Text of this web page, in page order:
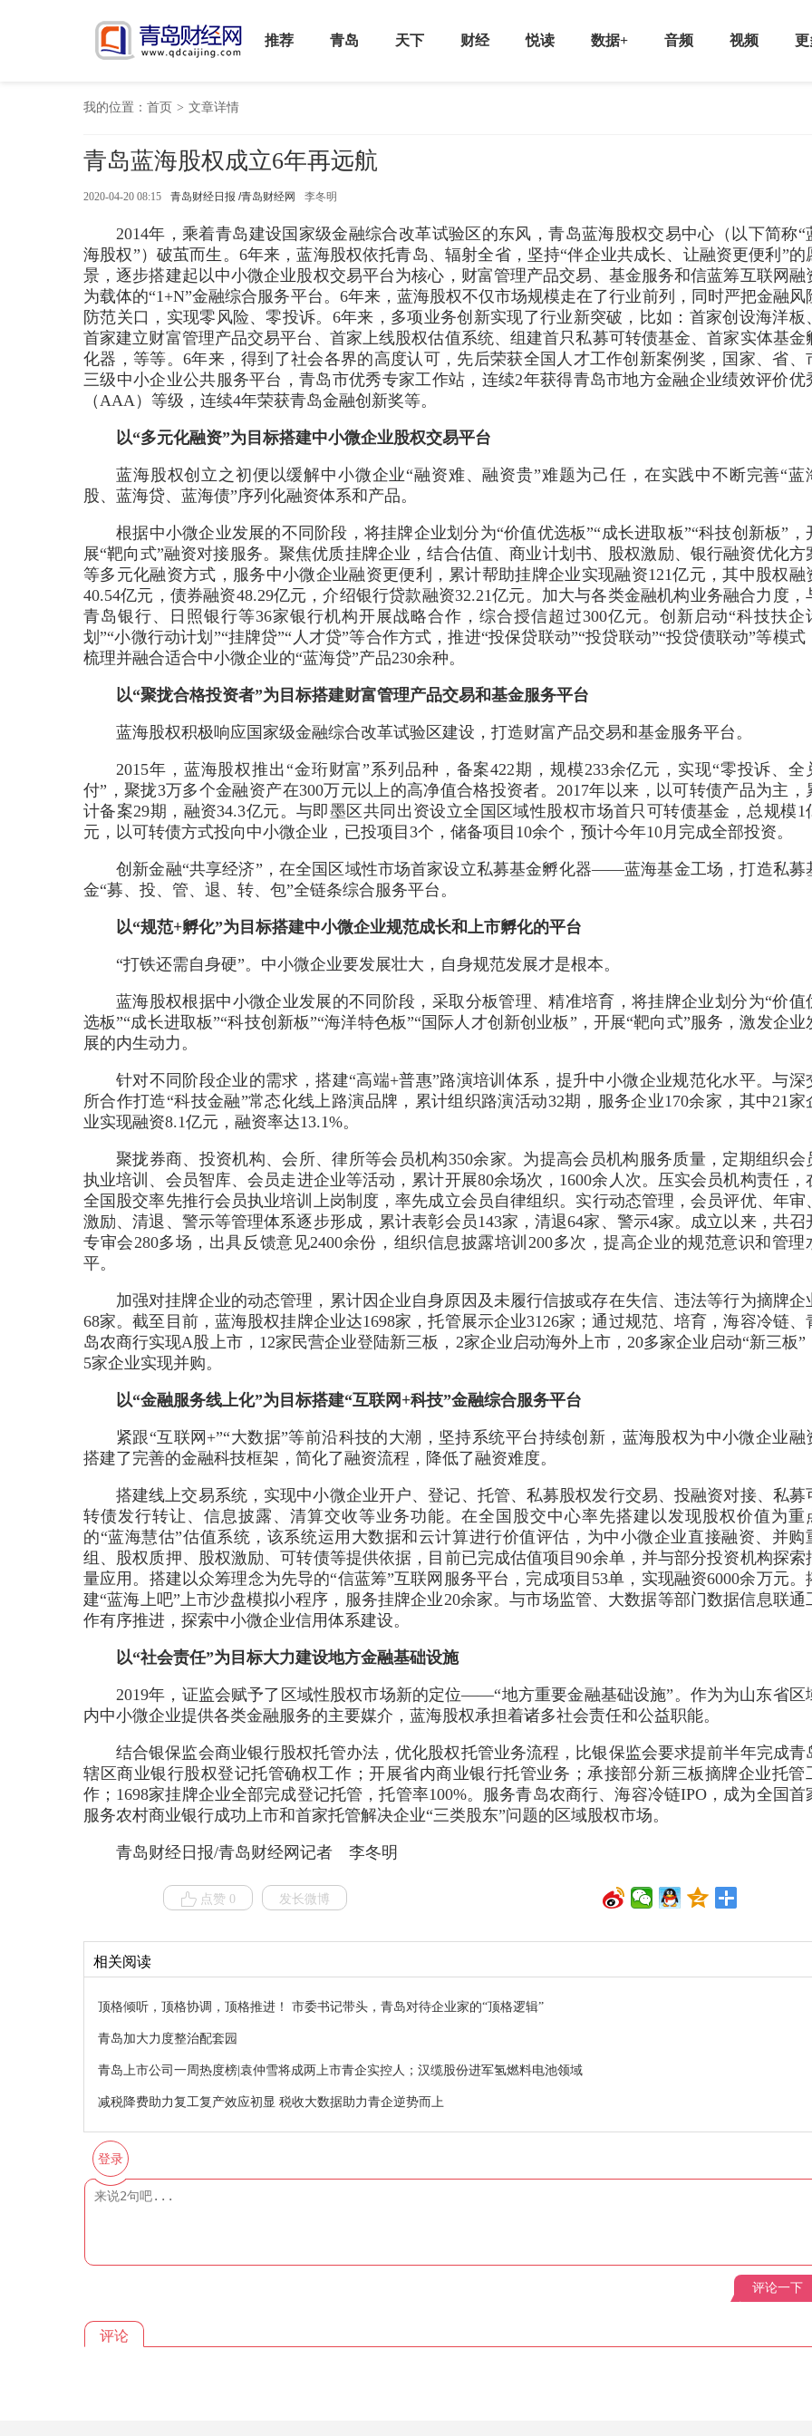
推荐 青岛 天下 财经 悦读 数据+ 音频 视频 更
我的位置： 首页 > 文章详情
青岛蓝海股权成立6年再远航
2020-04-20 08:15 青岛财经日报 /青岛财经网 李冬明
2014年，乘着青岛建设国家级金融综合改革试验区的东风，青岛蓝海股权交易中心（以下简称“
海股权”）破茧而生。6年来，蓝海股权依托青岛、辐射全省，坚持“伴企业共成长、让融资更便利”的
景，逐步搭建起以中小微企业股权交易平台为核心，财富管理产品交易、基金服务和信蓝筹互联网融
为载体的“1+N”金融综合服务平台。6年来，蓝海股权不仅市场规模走在了行业前列，同时严把金融风
防范关口，实现零风险、零投诉。6年来，多项业务创新实现了行业新突破，比如：首家创设海洋板、
首家建立财富管理产品交易平台、首家上线股权估值系统、组建首只私募可转债基金、首家实体基金
化器，等等。6年来，得到了社会各界的高度认可，先后荣获全国人才工作创新案例奖，国家、省、
三级中小企业公共服务平台，青岛市优秀专家工作站，连续2年获得青岛市地方金融企业绩效评价优
（AAA）等级，连续4年荣获青岛金融创新奖等。
以“多元化融资”为目标搭建中小微企业股权交易平台
蓝海股权创立之初便以缓解中小微企业“融资难、融资贵”难题为己任，在实践中不断完善“蓝
股、蓝海贷、蓝海债”序列化融资体系和产品。
根据中小微企业发展的不同阶段，将挂牌企业划分为“价值优选板”“成长进取板”“科技创新板”，
展“靶向式”融资对接服务。聚焦优质挂牌企业，结合估值、商业计划书、股权激励、银行融资优化方
等多元化融资方式，服务中小微企业融资更便利，累计帮助挂牌企业实现融资121亿元，其中股权融
40.54亿元，债券融资48.29亿元，介绍银行贷款融资32.21亿元。加大与各类金融机构业务融合力度，
青岛银行、日照银行等36家银行机构开展战略合作，综合授信超过300亿元。创新启动“科技扶企
划”“小微行动计划”“挂牌贷”“人才贷”等合作方式，推进“投保贷联动”“投贷联动”“投贷债联动”等模式
梳理并融合适合中小微企业的“蓝海贷”产品230余种。
以“聚拢合格投资者”为目标搭建财富管理产品交易和基金服务平台
蓝海股权积极响应国家级金融综合改革试验区建设，打造财富产品交易和基金服务平台。
2015年，蓝海股权推出“金珩财富”系列品种，备案422期，规模233余亿元，实现“零投诉、全
付”，聚拢3万多个金融资产在300万元以上的高净值合格投资者。2017年以来，以可转债产品为主，
计备案29期，融资34.3亿元。与即墨区共同出资设立全国区域性股权市场首只可转债基金，总规模1
元，以可转债方式投向中小微企业，已投项目3个，储备项目10余个，预计今年10月完成全部投资。
创新金融“共享经济”，在全国区域性市场首家设立私募基金孵化器——蓝海基金工场，打造私募
金“募、投、管、退、转、包”全链条综合服务平台。
以“规范+孵化”为目标搭建中小微企业规范成长和上市孵化的平台
“打铁还需自身硬”。中小微企业要发展壮大，自身规范发展才是根本。
蓝海股权根据中小微企业发展的不同阶段，采取分板管理、精准培育，将挂牌企业划分为“价值
选板”“成长进取板”“科技创新板”“海洋特色板”“国际人才创新创业板”，开展“靶向式”服务，激发企业
展的内生动力。
针对不同阶段企业的需求，搭建“高端+普惠”路演培训体系，提升中小微企业规范化水平。与深
所合作打造“科技金融”常态化线上路演品牌，累计组织路演活动32期，服务企业170余家，其中21家
业实现融资8.1亿元，融资率达13.1%。
聚拢券商、投资机构、会所、律所等会员机构350余家。为提高会员机构服务质量，定期组织会
执业培训、会员智库、会员走进企业等活动，累计开展80余场次，1600余人次。压实会员机构责任，
全国股交率先推行会员执业培训上岗制度，率先成立会员自律组织。实行动态管理，会员评优、年审、
激励、清退、警示等管理体系逐步形成，累计表彰会员143家，清退64家、警示4家。成立以来，共召
专审会280多场，出具反馈意见2400余份，组织信息披露培训200多次，提高企业的规范意识和管理
平。
加强对挂牌企业的动态管理，累计因企业自身原因及未履行信披或存在失信、违法等行为摘牌企
68家。截至目前，蓝海股权挂牌企业达1698家，托管展示企业3126家；通过规范、培育，海容冷链、
岛农商行实现A股上市，12家民营企业登陆新三板，2家企业启动海外上市，20多家企业启动“新三板”
5家企业实现并购。
以“金融服务线上化”为目标搭建“互联网+科技”金融综合服务平台
紧跟“互联网+”“大数据”等前沿科技的大潮，坚持系统平台持续创新，蓝海股权为中小微企业融
搭建了完善的金融科技框架，简化了融资流程，降低了融资难度。
搭建线上交易系统，实现中小微企业开户、登记、托管、私募股权发行交易、投融资对接、私募
转债发行转让、信息披露、清算交收等业务功能。在全国股交中心率先搭建以发现股权价值为重
的“蓝海慧估”估值系统，该系统运用大数据和云计算进行价值评估，为中小微企业直接融资、并购
组、股权质押、股权激励、可转债等提供依据，目前已完成估值项目90余单，并与部分投资机构探索
量应用。搭建以众筹理念为先导的“信蓝筹”互联网服务平台，完成项目53单，实现融资6000余万元。
建“蓝海上吧”上市沙盘模拟小程序，服务挂牌企业20余家。与市场监管、大数据等部门数据信息联通
作有序推进，探索中小微企业信用体系建设。
以“社会责任”为目标大力建设地方金融基础设施
2019年，证监会赋予了区域性股权市场新的定位——“地方重要金融基础设施”。作为为山东省区
内中小微企业提供各类金融服务的主要媒介，蓝海股权承担着诸多社会责任和公益职能。
结合银保监会商业银行股权托管办法，优化股权托管业务流程，比银保监会要求提前半年完成青
辖区商业银行股权登记托管确权工作；开展省内商业银行托管业务；承接部分新三板摘牌企业托管
作；1698家挂牌企业全部完成登记托管，托管率100%。服务青岛农商行、海容冷链IPO，成为全国首
服务农村商业银行成功上市和首家托管解决企业“三类股东”问题的区域股权市场。
青岛财经日报/青岛财经网记者 李冬明
点赞 0 发长微博
相关阅读
顶格倾听，顶格协调，顶格推进！ 市委书记带头，青岛对待企业家的“顶格逻辑”
青岛加大力度整治配套园
青岛上市公司一周热度榜|袁仲雪将成两上市青企实控人；汉缆股份进军氢燃料电池领域
减税降费助力复工复产效应初显 税收大数据助力青企逆势而上
登录
评论一下
评论